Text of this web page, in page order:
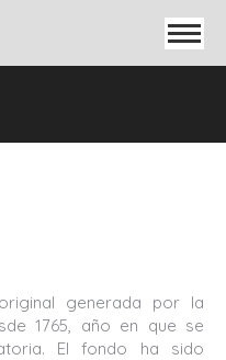
generada por la
1765, año en que se
El fondo ha sido